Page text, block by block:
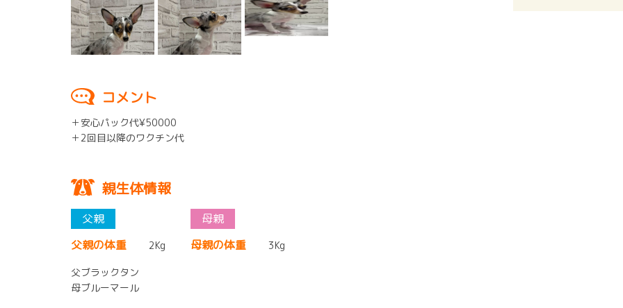
コメント
＋安心パック代¥50000
＋2回目以降のワクチン代
親生体情報
父親の体重 2Kg 母親の体重 3Kg
父ブラックタン
母ブルーマール